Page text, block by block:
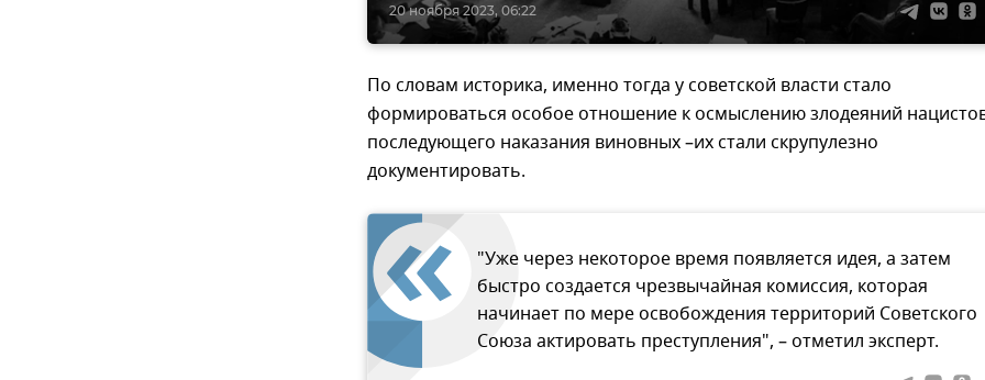
20 ноября 2023, 06:22
По словам историка, именно тогда у советской власти стало
формироваться особое отношение к осмыслению злодеяний
последующего наказания виновных –их стали скрупулезно
документировать.
"Уже через некоторое время появляется идея, а затем
быстро создается чрезвычайная комиссия, которая
начинает по мере освобождения территорий Советского
Союза актировать преступления", – отметил эксперт.